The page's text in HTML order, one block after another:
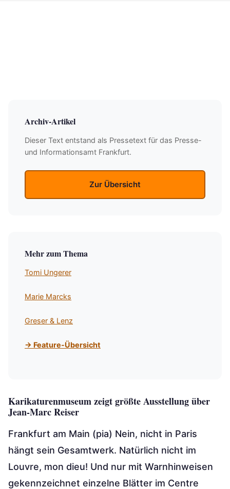
Karikaturenmuseum zeigt größte Ausstellung über
Jean-Marc Reiser
Frankfurt am Main (pia) Nein, nicht in Paris
hängt sein Gesamtwerk. Natürlich nicht im
Louvre, mon dieu! Und nur mit Warnhinweisen
gekennzeichnet einzelne Blätter im Centre
Archiv-Artikel
Dieser Text entstand als Pressetext für das Presse-
und Informationsamt Frankfurt.
Zur Übersicht
Mehr zum Thema
Tomi Ungerer
Marie Marcks
Greser & Lenz
→ Feature-Übersicht